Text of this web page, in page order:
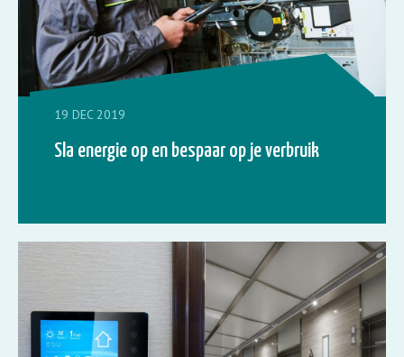
19 DEC 2019
Sla energie op en bespaar op je verbruik